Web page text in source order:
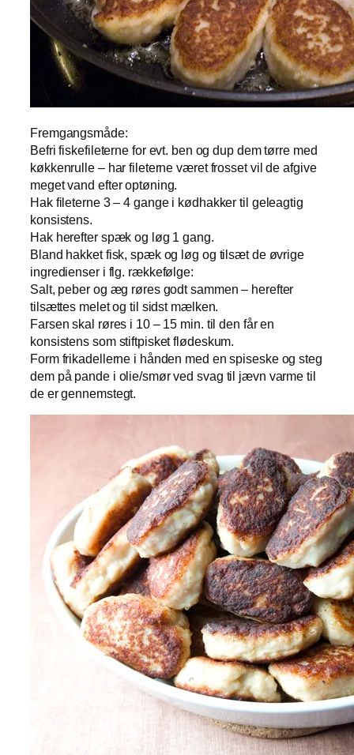
Fremgangsmåde:
Befri fiskefileterne for evt. ben og dup dem tørre med
køkkenrulle – har fileterne været frosset vil de afgive
meget vand efter optøning.
Hak fileterne 3 – 4 gange i kødhakker til geleagtig
konsistens.
Hak herefter spæk og løg 1 gang.
Bland hakket fisk, spæk og løg og tilsæt de øvrige
ingredienser i flg. rækkefølge:
Salt, peber og æg røres godt sammen – herefter
tilsættes melet og til sidst mælken.
Farsen skal røres i 10 – 15 min. til den får en
konsistens som stiftpisket flødeskum.
Form frikadellerne i hånden med en spiseske og steg
dem på pande i olie/smør ved svag til jævn varme til
de er gennemstegt.